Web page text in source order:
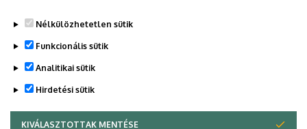
Legutóbbi frissítés: 2026. 03. 16. 11:51
Nélkülözhetetlen sütik
Funkcionális sütik
Analitikai sütik
Hirdetési sütik
KIVÁLASZTOTTAK MENTÉSE
WITHDRAW CONSENT